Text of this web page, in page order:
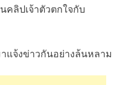
ลิปเจ้าตัวตกใจกับ
แจ้งข่าวกันอย่างล้นหลาม